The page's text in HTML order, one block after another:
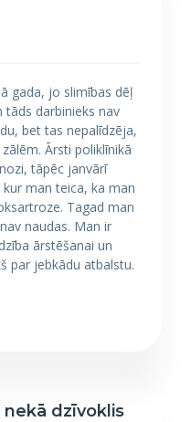
gada, jo slimības dēļ
tāds darbinieks nav
bet tas nepalīdzēja,
Ārsti poliklīnikā
tāpēc janvārī
man teica, ka man
Tagad man
naudas. Man ir
ārstēšanai un
par jebkādu atbalstu.
dzīvoklis